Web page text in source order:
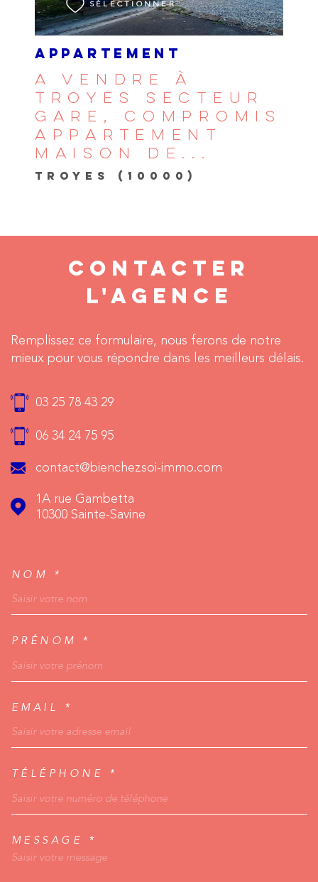
APPARTEMENT
A VENDRE À
TROYES SECTEUR
GARE, COMPROMIS
APPARTEMENT
MAISON DE...
TROYES (10000)
SÉLECTIONNER
CONTACTER
L'AGENCE
Remplissez ce formulaire, nous ferons de notre
mieux pour vous répondre dans les meilleurs délais.
03 25 78 43 29
06 34 24 75 95
contact@bienchezsoi-immo.com
1A rue Gambetta
10300 Sainte-Savine
NOM *
PRÉNOM *
EMAIL *
TÉLÉPHONE *
MESSAGE *